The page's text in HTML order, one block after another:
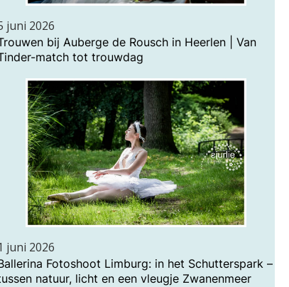
juni 2026
bij Auberge de Rousch in Heerlen | Van
match tot trouwdag
juni 2026
Fotoshoot Limburg: in het Schutterspark –
natuur, licht en een vleugje Zwanenmeer